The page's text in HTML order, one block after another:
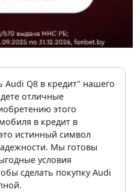
Audi Q8 в кредит" нашего
отличные
этого
в кредит в
истинный символ
Мы готовы
условия
сделать покупку Audi